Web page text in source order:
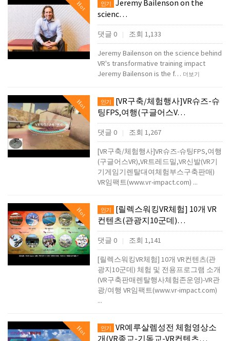
Hot 인기
Jeremy Bailenson on the
scienc…
댓글 0 조회 1,133
Jeremy Bailenson on the science behind
VR's transformative training impact
Jeremy Bailenson is the f… 더보기
Hot 인기
[VR구축/체험행사]VR슈즈-슈
팅FPS,여행(구글어스V…
댓글 0 조회 1,267
[VR구축/체험행사]VR슈즈-슈팅FPS,여행
(구글어스VR),VR트레드밀,VR신발(VR기
기게임기렌탈대여체험부스구축판매)
VR임팩트(www.vr-impact.com) ...
Hot 인기
[릴렉스워킹VR체험] 10개 VR
컨텐츠(관광지10군데)…
댓글 0 조회 1,141
[릴렉스워킹VR체험] 10개 VR컨텐츠(관
광지10군데) 체험 및 전용프로그램 소개
(VR구축판매렌탈행사체험존운영)-VR관
광/여행 VR임팩트(www.vr-impact.com)
...
Hot 인기
VR예루살렘성전 체험영상소
개(VR종교-기독교-VR컨텐츠…